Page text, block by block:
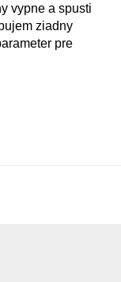
vypne a spusti
ziadny
pre